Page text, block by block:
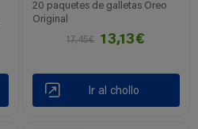
20 paquetes de galletas Oreo
Original
17,45€
13,13€
Ir al chollo